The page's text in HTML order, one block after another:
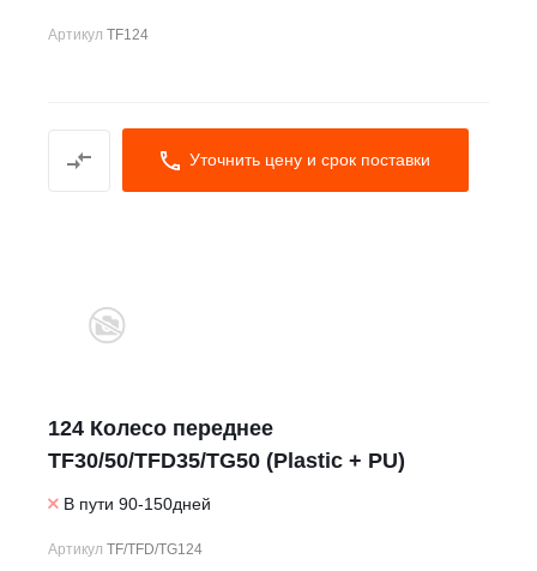
Артикул TF124
Уточнить цену и срок поставки
124 Колесо переднее
TF30/50/TFD35/TG50 (Plastic + PU)
В пути 90-150дней
Артикул TF/TFD/TG124